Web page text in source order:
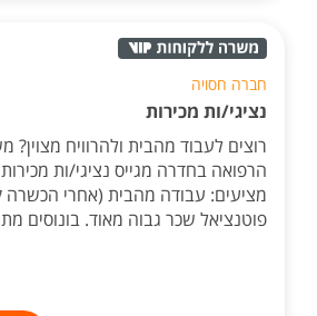
חברה חסויה
נציגי/ות מכירות
רוצים לעבוד מהבית ולהרוויח
הרפואה בחדרה מגייס נציגי/ות
מציעים: עבודה מהבית (אחרי
פוטנציאל שכר גבוה מאוד. בונוסים